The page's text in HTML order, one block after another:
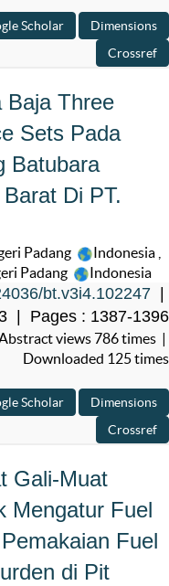
Baja Three
Sets Pada
Batubara
Di PT.
Padang Indonesia
Padang Indonesia
bt.v3i4.102247
| Pages : 1387-1396
views 786 times |
Downloaded 125 times
Gali-Muat
Mengatur Fuel
Fuel
di Pit